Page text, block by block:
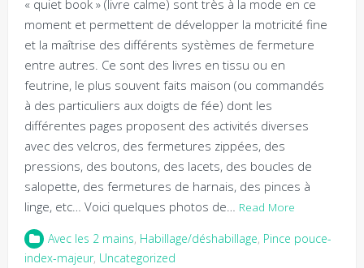
« quiet book » (livre calme) sont très à la mode en ce
moment et permettent de développer la motricité fine
et la maîtrise des différents systèmes de fermeture
entre autres. Ce sont des livres en tissu ou en
feutrine, le plus souvent faits maison (ou commandés
à des particuliers aux doigts de fée) dont les
différentes pages proposent des activités diverses
avec des velcros, des fermetures zippées, des
pressions, des boutons, des lacets, des boucles de
salopette, des fermetures de harnais, des pinces à
linge, etc… Voici quelques photos de… Read More
Avec les 2 mains, Habillage/déshabillage, Pince pouce-
index-majeur, Uncategorized